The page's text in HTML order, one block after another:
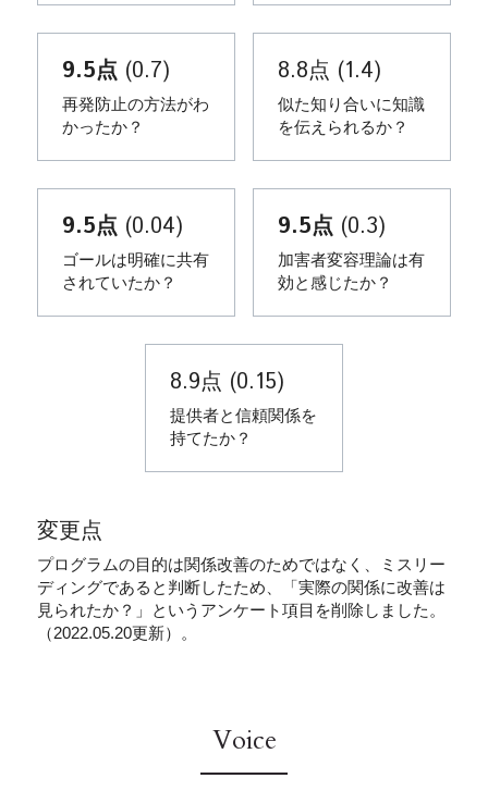
9.5点 (0.7)
再発防止の方法がわ
かったか？
8.8点 (1.4)
似た知り合いに知識
を伝えられるか？
9.5点 (0.04)
ゴールは明確に共有
されていたか？
9.5点 (0.3)
加害者変容理論は有
効と感じたか？
8.9点 (0.15)
提供者と信頼関係を
持てたか？
変更点
プログラムの目的は関係改善のためではなく、ミスリー
ディングであると判断したため、「実際の関係に改善は
見られたか？」というアンケート項目を削除しました。
（2022.05.20更新）。
Voice